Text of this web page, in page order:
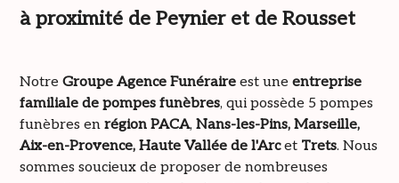
à proximité de Peynier et de Rousset
NotreGroupe Agence Funéraire est uneentreprise
familiale de pompes funèbres, qui possède 5 pompes
funèbres enrégion PACA,Nans-les-Pins, Marseille,
Aix-en-Provence, Haute Vallée de l'Arcet Trets. Nous
sommes soucieux de proposer de nombreuses